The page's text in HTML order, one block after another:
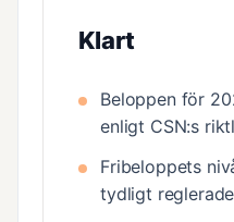
Klart
Beloppen för
enligt CSN:s
Fribeloppets
tydligt reglerade